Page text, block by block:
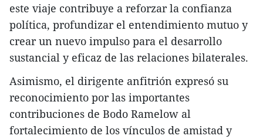
este viaje contribuye a reforzar la confianza
política, profundizar el entendimiento mutuo y
crear un nuevo impulso para el desarrollo
sustancial y eficaz de las relaciones bilaterales.
Asimismo, el dirigente anfitrión expresó su
reconocimiento por las importantes
contribuciones de Bodo Ramelow al
fortalecimiento de los vínculos de amistad y